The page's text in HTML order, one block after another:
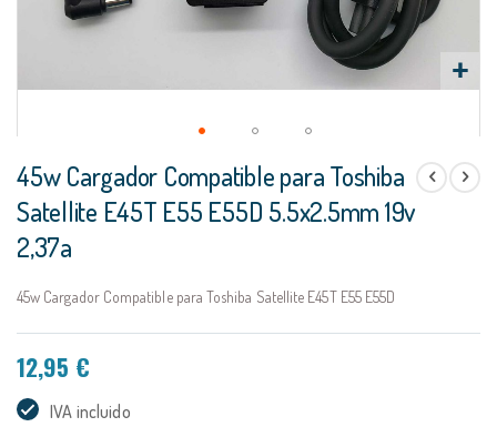
al
de
la
galería
de
imágenes
45w Cargador Compatible para Toshiba
Satellite E45T E55 E55D 5.5x2.5mm 19v
2,37a
45w Cargador Compatible para Toshiba Satellite E45T E55 E55D
12,95 €
IVA incluido